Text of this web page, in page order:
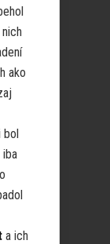
ako
bol
iba
a ich